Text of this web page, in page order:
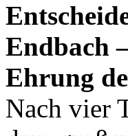
Endbach
Ehrung
Nach vier